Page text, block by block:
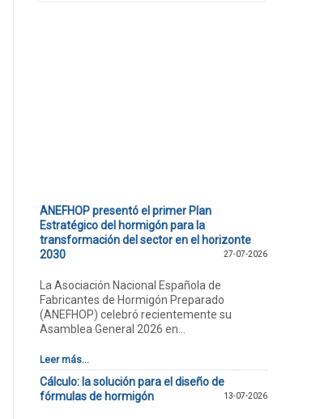
ANEFHOP presentó el primer Plan
Estratégico del hormigón para la
transformación del sector en el horizonte
2030
27-07-2026
La Asociación Nacional Española de
Fabricantes de Hormigón Preparado
(ANEFHOP) celebró recientemente su
Asamblea General 2026 en...
Leer más...
Cálculo: la solución para el diseño de
fórmulas de hormigón
13-07-2026